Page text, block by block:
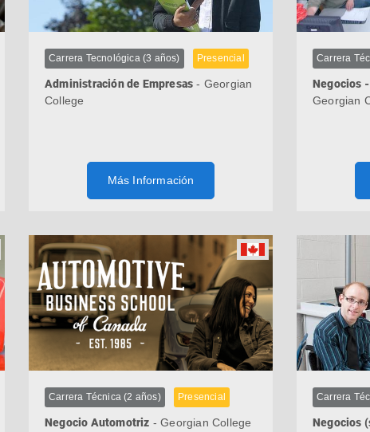
Carrera Tecnológica (3 años) Presencial
Administración de Empresas - Georgian
College
Más Información
Carrera
Negocios
Georgian
Carrera Técnica (2 años) Presencial
Negocio Automotriz - Georgian College
Carrera
Negocios